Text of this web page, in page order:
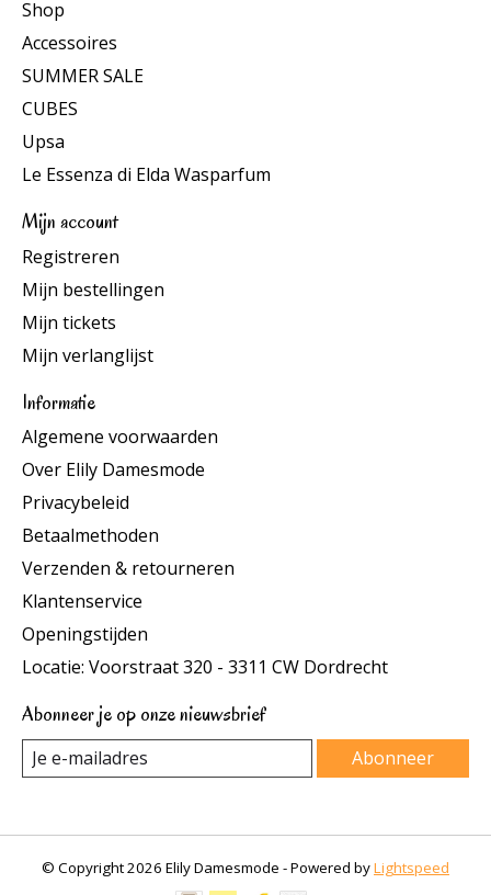
Shop
Accessoires
SUMMER SALE
CUBES
Upsa
Le Essenza di Elda Wasparfum
Mijn account
Registreren
Mijn bestellingen
Mijn tickets
Mijn verlanglijst
Informatie
Algemene voorwaarden
Over Elily Damesmode
Privacybeleid
Betaalmethoden
Verzenden & retourneren
Klantenservice
Openingstijden
Locatie: Voorstraat 320 - 3311 CW Dordrecht
Abonneer je op onze nieuwsbrief
Abonneer
© Copyright 2026 Elily Damesmode - Powered byLightspeed